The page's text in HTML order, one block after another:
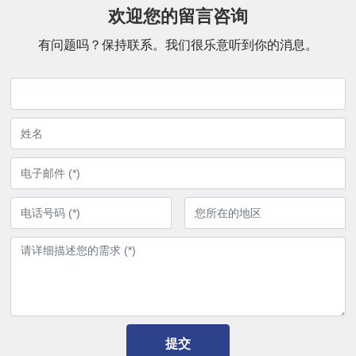
欢迎您的留言咨询
有问题吗？保持联系。我们很乐意听到你的消息。
提交